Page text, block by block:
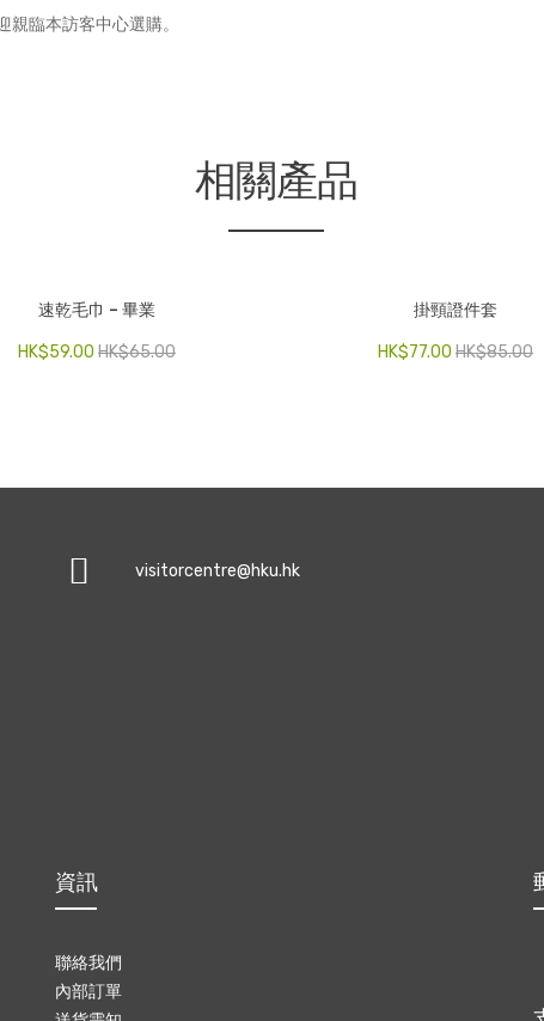
臨本訪客中心選購。
相關產品
速乾毛巾 – 畢業
HK$65.00
HK$59.00
掛頸證件套
HK$85.00
HK$77.00
visitorcentre@hku.hk
資訊
聯絡我們
內部訂單